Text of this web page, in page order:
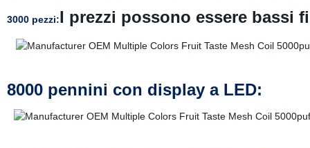
3000 pezzi:I prezzi possono essere bassi
8000 pennini con display a LED: